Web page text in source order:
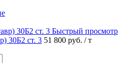
Быстрый просмотр
30Б2 ст. 3 51 800 руб. / т